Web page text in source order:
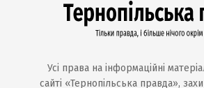
Усі права на інформаційні
сайті «Тернопільська правда»,